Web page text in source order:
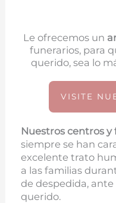
Le ofrecemos un
funerarios, para
querido, sea lo
VISITE
Nuestros centros y
siempre se han
excelente trato
a las familias
de despedida,
querido.